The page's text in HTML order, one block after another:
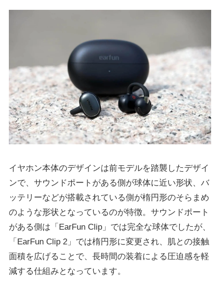
イヤホン本体のデザインは前モデルを踏襲したデザイ
ンで、サウンドポートがある側が球体に近い形状、バ
ッテリーなどが搭載されている側が楕円形のそらまめ
のような形状となっているのが特徴。サウンドポート
がある側は「EarFun Clip」では完全な球体でしたが、
「EarFun Clip 2」では楕円形に変更され、肌との接触
面積を広げることで、長時間の装着による圧迫感を軽
減する仕組みとなっています。